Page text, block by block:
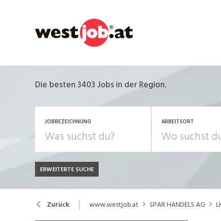
Die besten 3403 Jobs in der Region.
JOBBEZEICHNUNG ARBEITSORT
JOB-TYP
Festanstellung
Bank, Versicherung
Chemie, Pharma, Biotechnologie
ERWEITERTE SUCHE
Zurück www.westjob.at SPAR HANDELS AG